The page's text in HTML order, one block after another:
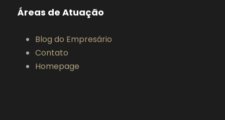
Áreas de Atuação
Blog do Empresário
Contato
Homepage